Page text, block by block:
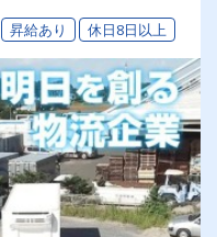
ェック！！！
昇給あり 休日8日以上